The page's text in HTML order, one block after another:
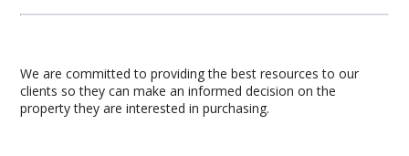
We are committed to providing the best resources to our
clients so they can make an informed decision on the
property they are interested in purchasing.